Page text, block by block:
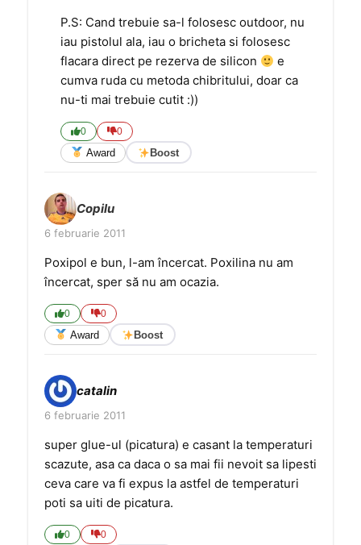
P.S: Cand trebuie sa-l folosesc outdoor, nu
iau pistolul ala, iau o bricheta si folosesc
flacara direct pe rezerva de silicon
e
cumva ruda cu metoda chibritului, doar ca
nu-ti mai trebuie cutit :))
0 0
Award Boost
Copilu
6 februarie 2011
Poxipol e bun, l-am încercat. Poxilina nu am
încercat, sper să nu am ocazia.
0 0
Award Boost
catalin
6 februarie 2011
super glue-ul (picatura) e casant la temperaturi
scazute, asa ca daca o sa mai fii nevoit sa lipesti
ceva care va fi expus la astfel de temperaturi
poti sa uiti de picatura.
0 0